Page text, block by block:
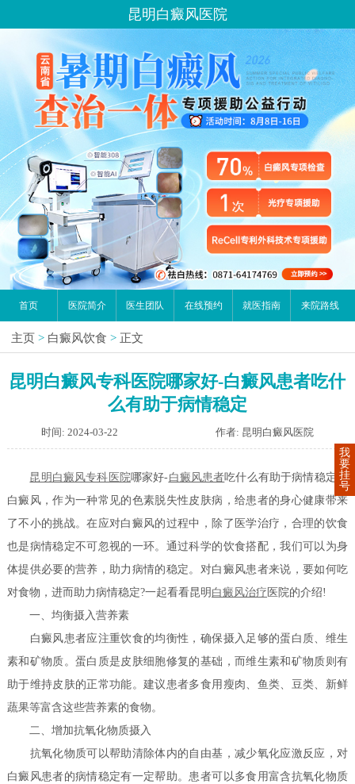
昆明白癜风医院
首页 医院简介 医生团队 在线预约 就医指南 来院路线
主页 > 白癜风饮食 > 正文
昆明白癜风专科医院哪家好-白癜风患者吃什
么有助于病情稳定
时间: 2024-03-22 作者: 昆明白癜风医院
昆明白癜风专科医院哪家好-白癜风患者吃什么有助于病情稳定？
白癜风，作为一种常见的色素脱失性皮肤病，给患者的身心健康带来
了不小的挑战。在应对白癜风的过程中，除了医学治疗，合理的饮食
也是病情稳定不可忽视的一环。通过科学的饮食搭配，我们可以为身
体提供必要的营养，助力病情的稳定。对白癜风患者来说，要如何吃
对食物，进而助力病情稳定?一起看看昆明 白癜风治疗 医院的介绍!
一、均衡摄入营养素
白癜风患者应注重饮食的均衡性，确保摄入足够的蛋白质、维生
素和矿物质。蛋白质是皮肤细胞修复的基础，而维生素和矿物质则有
助于维持皮肤的正常功能。建议患者多食用瘦肉、鱼类、豆类、新鲜
蔬果等富含这些营养素的食物。
二、增加抗氧化物质摄入
抗氧化物质可以帮助清除体内的自由基，减少氧化应激反应，对
白癜风患者的病情稳定有一定帮助。患者可以多食用富含抗氧化物质
我
要
挂
号